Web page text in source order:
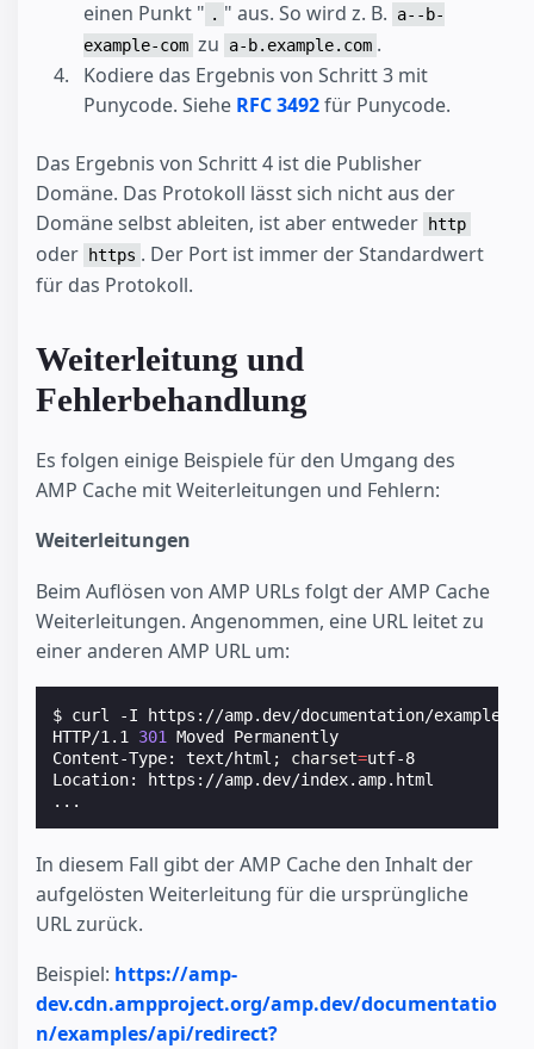
einen Punkt " . " aus. So wird z. B.
a--b-
example-com zu a-b.example.com .
Kodiere das Ergebnis von Schritt 3 mit
Punycode. Siehe RFC 3492für Punycode.
Das Ergebnis von Schritt 4 ist die Publisher
Domäne. Das Protokoll lässt sich nicht aus der
Domäne selbst ableiten, ist aber entweder
http
oder https . Der Port ist immer der Standardwert
für das Protokoll.
Weiterleitung und
Fehlerbehandlung
Es folgen einige Beispiele für den Umgang des
AMP Cache mit Weiterleitungen und Fehlern:
Weiterleitungen
Beim Auflösen von AMP URLs folgt der AMP Cache
Weiterleitungen. Angenommen, eine URL leitet zu
einer anderen AMP URL um:
$ curl -I https://amp.dev/documentation/
HTTP/1.1 301
Moved Permanently
Content-Type: text/html ; charset=utf-8
Location: https://amp.dev/index.amp.html
In diesem Fall gibt der AMP Cache den Inhalt der
aufgelösten Weiterleitung für die ursprüngliche
URL zurück.
Beispiel: https://amp-
dev.cdn.ampproject.org/amp.dev/documentatio
n/examples/api/redirect?